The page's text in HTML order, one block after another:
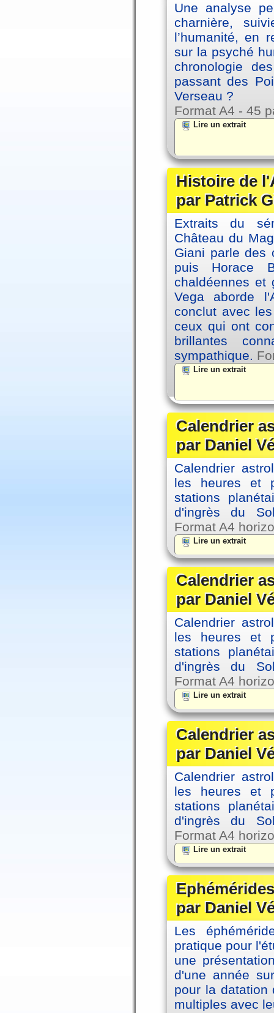
Une analyse
charnière,
l’humanité, en
sur la psyché
chronologie
passant des
Verseau ?
Format A4 - 45
Lire un extrait
Histoire de
par Patrick
Extraits du
Château du
Giani parle des
puis Horace
chaldéennes et
Vega aborde
conclut avec
ceux qui ont
brillantes
sympathique.
Lire un extrait
Calendrier
par Daniel
Calendrier
les heures et
stations
d'ingrès du
Format A4
Lire un extrait
Calendrier
par Daniel
Calendrier
les heures et
stations
d'ingrès du
Format A4
Lire un extrait
Calendrier
par Daniel
Calendrier
les heures et
stations
d'ingrès du
Format A4
Lire un extrait
par Daniel
Les
pratique pour
une
d'une année
pour la datation
multiples avec